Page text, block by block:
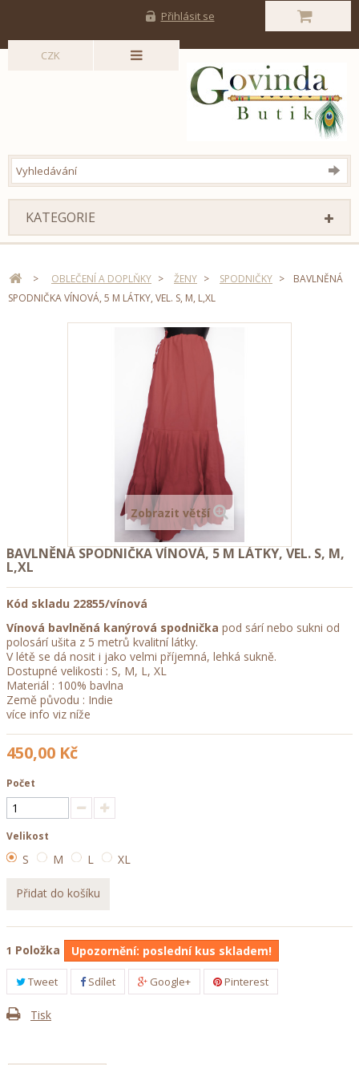
Přihlásit se
CZK
KATEGORIE
> OBLEČENÍ A DOPLŇKY > ŽENY > SPODNIČKY >
BAVLNĚNÁ
SPODNIČKA VÍNOVÁ, 5 M LÁTKY, VEL. S, M, L,XL
Zobrazit větší
BAVLNĚNÁ SPODNIČKA VÍNOVÁ, 5 M LÁTKY, VEL. S, M,
L,XL
Kód skladu 22855/vínová
Vínová bavlněná kanýrová spodnička pod sárí nebo sukni od
polosárí ušita z 5 metrů kvalitní látky.
V létě se dá nosit i jako velmi příjemná, lehká sukně.
Dostupné velikosti : S, M, L, XL
Materiál : 100% bavlna
Země původu : Indie
více info viz níže
450,00 Kč
Počet
Velikost
S M L XL
Přidat do košíku
1 Položka Upozornění: poslední kus skladem!
Tweet Sdílet Google+ Pinterest
Tisk